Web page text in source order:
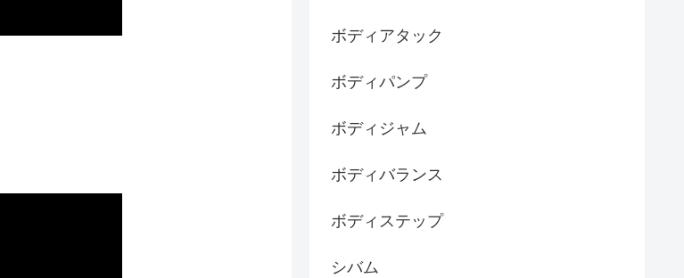
ボディアタック
ボディパンプ
ボディジャム
ボディバランス
ボディステップ
シバム